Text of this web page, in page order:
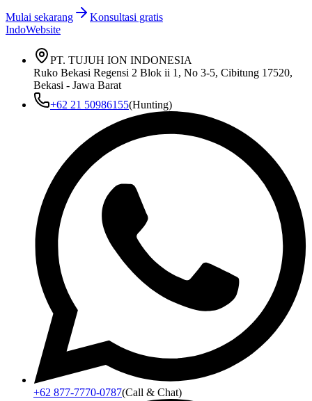
Mulai sekarang
Konsultasi gratis
IndoWebsite
PT. TUJUH ION INDONESIA
Ruko Bekasi Regensi 2 Blok ii 1, No 3-5, Cibitung 17520,
Bekasi - Jawa Barat
+62 21 50986155(Hunting)
+62 877-7770-0787(Call & Chat)